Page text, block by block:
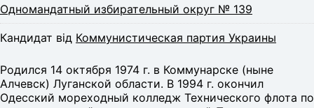
Одномандатный избирательный округ № 139
Кандидат від Коммунистическая партия Украины
Родился 14 октября 1974 г. в Коммунарске (ныне
Алчевск) Луганской области. В 1994 г. окончил
Одесский мореходный колледж Технического флота по